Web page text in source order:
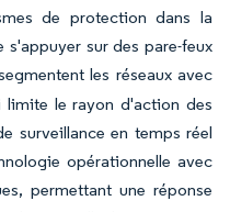
de protection dans la
sur des pare-feux
les réseaux avec
le rayon d'action des
surveillance en temps réel
opérationnelle avec
permettant une réponse